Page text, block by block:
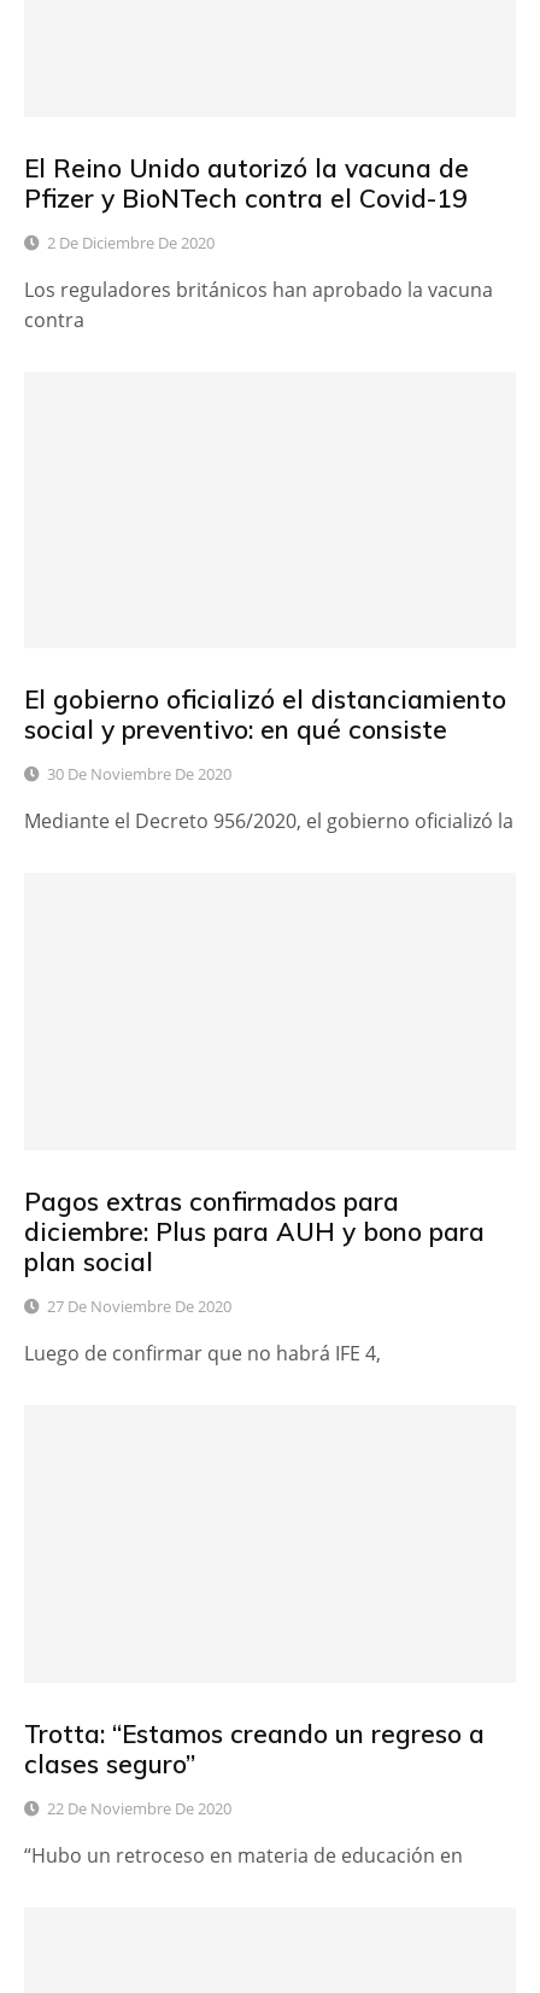
El Reino Unido autorizó la vacuna de
Pfizer y BioNTech contra el Covid-19
2 De Diciembre De 2020
Los reguladores británicos han aprobado la vacuna
contra
El gobierno oficializó el distanciamiento
social y preventivo: en qué consiste
30 De Noviembre De 2020
Mediante el Decreto 956/2020, el gobierno oficializó la
Pagos extras confirmados para
diciembre: Plus para AUH y bono para
plan social
27 De Noviembre De 2020
Luego de confirmar que no habrá IFE 4,
Trotta: “Estamos creando un regreso a
clases seguro”
22 De Noviembre De 2020
“Hubo un retroceso en materia de educación en